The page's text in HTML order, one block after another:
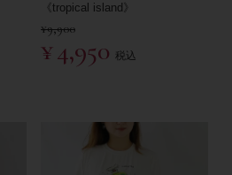
《tropical island》
¥9,900
¥4,950 税込